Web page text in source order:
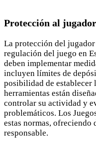
Protección al
La protección del
regulación del juego en
deben implementar
incluyen límites de
posibilidad de establecer
herramientas están
controlar su actividad y
problemáticos. Los
estas normas, ofreciendo
responsable.